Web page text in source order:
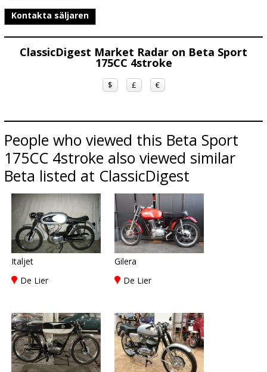
Kontakta säljaren
ClassicDigest Market Radar on Beta Sport
175CC 4stroke
$ £ €
People who viewed this Beta Sport
175CC 4stroke also viewed similar
Beta listed at ClassicDigest
Italjet
De Lier
Gilera
De Lier